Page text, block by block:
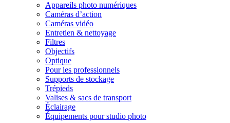
Appareils photo numériques
Caméras d’action
Caméras vidéo
Entretien & nettoyage
Filtres
Objectifs
Optique
Pour les professionnels
Supports de stockage
Trépieds
Valises & sacs de transport
Éclairage
Équipements pour studio photo